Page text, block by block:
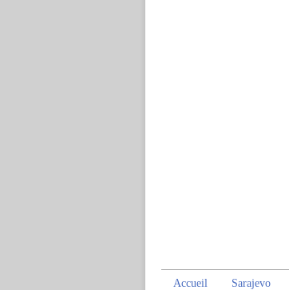
Accueil Sarajevo